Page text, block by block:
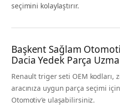
seçimini kolaylaştırır.
Başkent Sağlam
Dacia Yedek Parça
Renault triger seti OEM kodları,
aracınıza uygun parça seçimi
Otomotiv’e ulaşabilirsiniz.